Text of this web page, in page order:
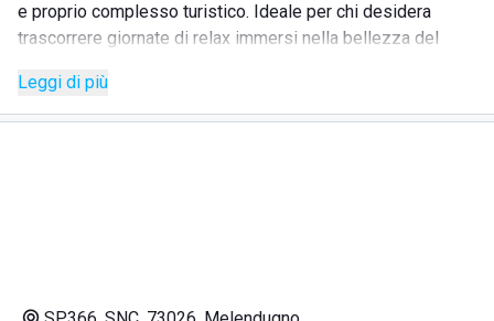
e proprio complesso turistico. Ideale per chi desidera
trascorrere giornate di relax immersi nella bellezza del
vacanza indimenticabile.
Leggi di più